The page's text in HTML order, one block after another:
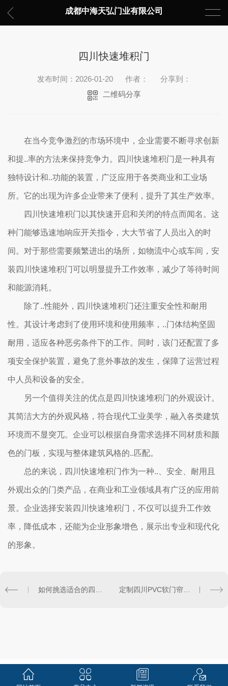
成都中海天弘门业有限公司
四川快速堆积门
发布时间：2026-01-20 作者：
分享到：
二维码分享
在当今竞争激烈的市场环境中，企业需要不断寻求创新
和提..率的方法来保持竞争力。四川快速堆积门是一种具有
独特设计和..功能的装置，广泛应用于各类商业和工业场
所。它的出现为许多企业带来了便利，提升了其生产效率。
四川快速堆积门以其快速开启和关闭的特点而闻名。这
种门能够迅速地响应开关指令，大大节省了人员出入的时
间。对于那些需要频繁进出的场所，如物流中心或车间，安
装四川快速堆积门可以明显提升工作效率，减少了等待时间
和能源消耗。
除了..性能外，四川快速堆积门还注重安全性和耐用
性。其设计考虑到了使用环境和使用频率，..门体结构坚固
耐用，适应各种恶劣条件下的工作。同时，该门还配置了多
项安全保护装置，避免了意外事故的发生，保障了运营过程
中人员和设备的安全。
另一个值得关注的优点是四川快速堆积门的外观设计。
其简洁大方的外观风格，符合现代工业美学，融入各类建筑
环境而不显突兀。企业可以根据自身需求选择不同材质和颜
色的门板，实现与整体建筑风格的..匹配。
总的来说，四川快速堆积门作为一种..、安全、耐用且
外观出众的门类产品，在商业和工业领域具有广泛的应用前
景。企业选择安装四川快速堆积门，不仅可以提升工作效
率，降低成本，还能为企业形象增色，展示出专业和现代化
的形象。